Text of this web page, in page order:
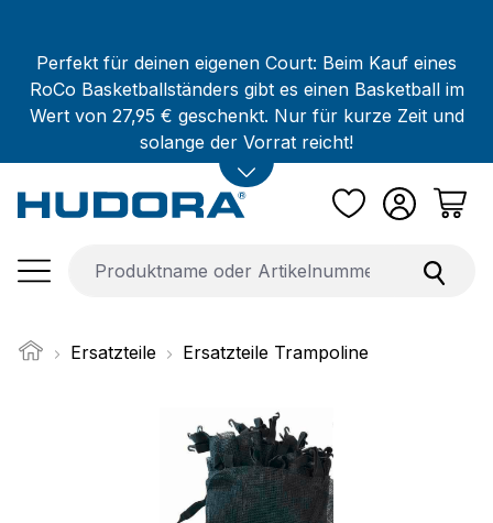
Perfekt für deinen eigenen Court: Beim Kauf eines
RoCo Basketballständers gibt es einen Basketball im
Wert von 27,95 € geschenkt. Nur für kurze Zeit und
solange der Vorrat reicht!
Ersatzteile Ersatzteile Trampoline
Bildergalerie überspringen